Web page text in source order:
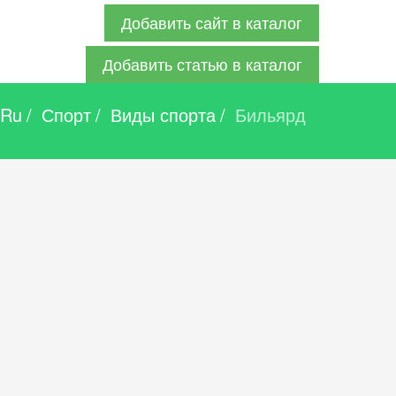
Добавить сайт в каталог
Добавить статью в каталог
/ Спорт/ Виды спорта/ Бильярд